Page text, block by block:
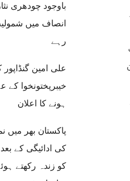
باوجود چودھری
انصاف میں
رہے
علی امین گنڈاپور
خیبرپختونخوا
ہونے کا اعلان
پاکستان بھر میں
کی ادائیگی کے
کو زندہ رکھتے